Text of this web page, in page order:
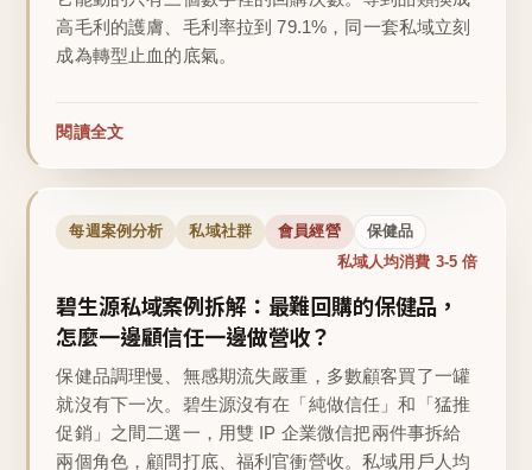
高毛利的護膚、毛利率拉到 79.1%，同一套私域立刻
成為轉型止血的底氣。
閱讀全文
每週案例分析 私域社群 會員經營 保健品
私域人均消費 3-5 倍
碧生源私域案例拆解：最難回購的保健品，
怎麼一邊顧信任一邊做營收？
保健品調理慢、無感期流失嚴重，多數顧客買了一罐
就沒有下一次。碧生源沒有在「純做信任」和「猛推
促銷」之間二選一，用雙 IP 企業微信把兩件事拆給
兩個角色，顧問打底、福利官衝營收。私域用戶人均